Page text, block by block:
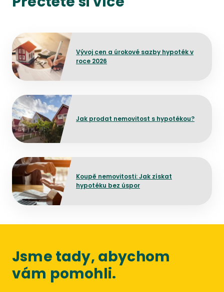
Vývoj cen a úrokové sazby hypoték v
roce 2026
Přejít na detail článku
Jak prodat nemovitost s hypotékou?
Přejít na detail článku
Koupě nemovitosti: Jak získat
hypotéku bez úspor
Přejít na detail článku
Jsme tady, abychom
vám pomohli.